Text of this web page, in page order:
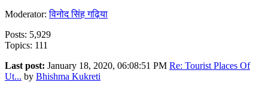
Moderator:विनोद सिंह गढ़िया
Posts: 5,929
Topics: 111
Last post: January 18, 2020, 06:08:51 PM Re: Tourist Places Of
Ut... by Bhishma Kukreti